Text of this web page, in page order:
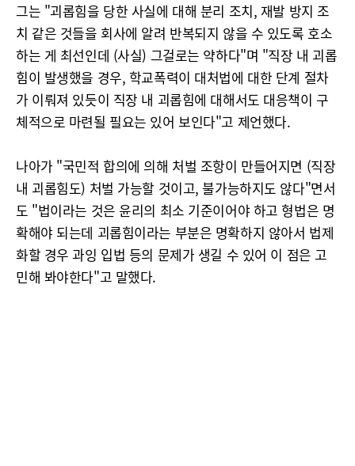
그는 "괴롭힘을 당한 사실에 대해 분리 조치, 재발 방지 조
치 같은 것들을 회사에 알려 반복되지 않을 수 있도록 호소
하는 게 최선인데 (사실) 그걸로는 약하다"며 "직장 내 괴롭
힘이 발생했을 경우, 학교폭력이 대처법에 대한 단계 절차
가 이뤄져 있듯이 직장 내 괴롭힘에 대해서도 대응책이 구
체적으로 마련될 필요는 있어 보인다"고 제언했다.
나아가 "국민적 합의에 의해 처벌 조항이 만들어지면 (직장
내 괴롭힘도) 처벌 가능할 것이고, 불가능하지도 않다"면서
도 "법이라는 것은 윤리의 최소 기준이어야 하고 형법은 명
확해야 되는데 괴롭힘이라는 부분은 명확하지 않아서 법제
화할 경우 과잉 입법 등의 문제가 생길 수 있어 이 점은 고
민해 봐야한다"고 말했다.